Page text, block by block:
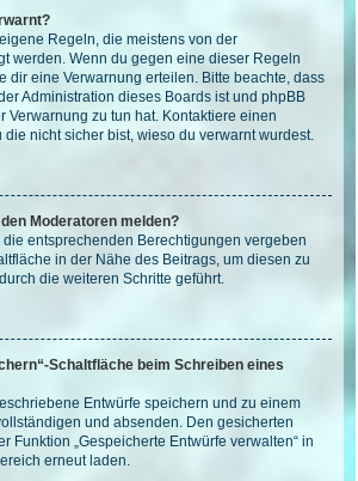
Regeln, die meistens von der
werden. Wenn du gegen eine dieser Regeln
dir eine Verwarnung erteilen. Bitte beachte, dass
Administration dieses Boards ist und phpBB
Verwarnung zu tun hat. Kontaktiere einen
die nicht sicher bist, wieso du verwarnt wurdest.
Moderatoren melden?
entsprechenden Berechtigungen vergeben
in der Nähe des Beitrags, um diesen zu
die weiteren Schritte geführt.
Schaltfläche beim Schreiben eines
Entwürfe speichern und zu einem
und absenden. Den gesicherten
Funktion „Gespeicherte Entwürfe verwalten“ in
erneut laden.